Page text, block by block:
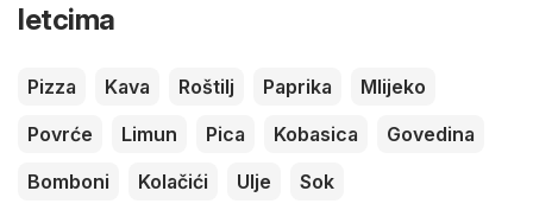
letcima
Pizza Kava Roštilj Paprika
Mlijeko
Povrće
Limun Pica Kobasica
Govedina
Bomboni
Kolačići Ulje
Sok